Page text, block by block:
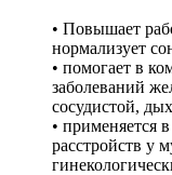
• Повышает
нормализует
• помогает в
заболеваний
сосудистой,
• применяется
расстройств у